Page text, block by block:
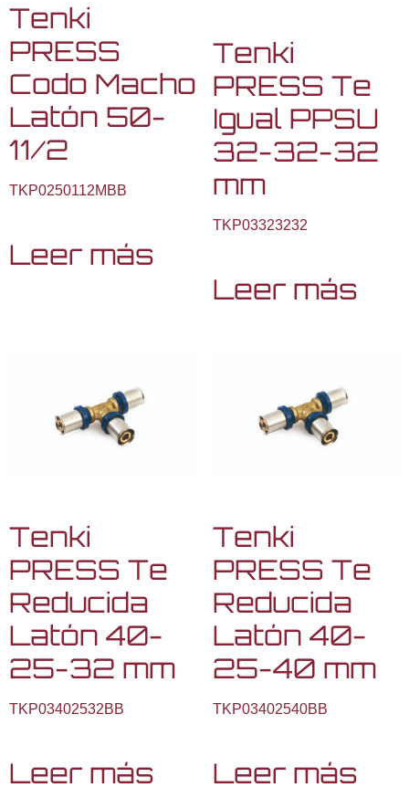
Tenki
PRESS
Codo Macho
Latón 50-
11/2
TKP0250112MBB
Leer más
Tenki
PRESS Te
Igual PPSU
32-32-32
mm
TKP03323232
Leer más
Tenki
PRESS Te
Reducida
Latón 40-
25-32 mm
TKP03402532BB
Leer más
Tenki
PRESS Te
Reducida
Latón 40-
25-40 mm
TKP03402540BB
Leer más